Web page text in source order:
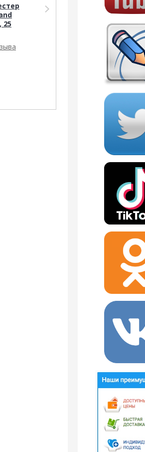
25
Парфюмерия Shaik
SHAIK /
Парфюмерная вода
№ 314 Armand Basi In